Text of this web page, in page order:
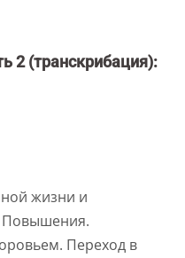
2 (транскрибация):
жизни и
Повышения.
Переход в